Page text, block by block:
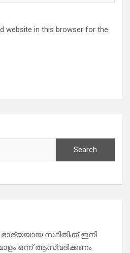
website in this browser for the
Search
സ്ഥിതിക്ക് ഇനി
ഒന്ന് ആസ്വദിക്കണം